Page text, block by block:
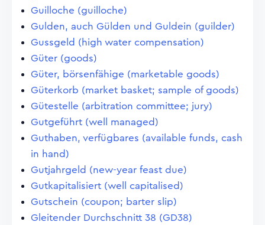
Guilloche (guilloche)
Gulden, auch Gülden und Guldein (guilder)
Gussgeld (high water compensation)
Güter (goods)
Güter, börsenfähige (marketable goods)
Güterkorb (market basket; sample of goods)
Gütestelle (arbitration committee; jury)
Gutgeführt (well managed)
Guthaben, verfügbares (available funds, cash
in hand)
Gutjahrgeld (new-year feast due)
Gutkapitalisiert (well capitalised)
Gutschein (coupon; barter slip)
Gleitender Durchschnitt 38 (GD38)